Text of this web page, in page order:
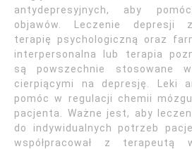
antydepresyjnych, aby
objawów. Leczenie depresji
terapię psychologiczną oraz
interpersonalna lub terapia
są powszechnie stosowane
cierpiącymi na depresję. Leki
pomóc w regulacji chemii
pacjenta. Ważne jest, aby
do indywidualnych potrzeb
współpracował z terapeutą